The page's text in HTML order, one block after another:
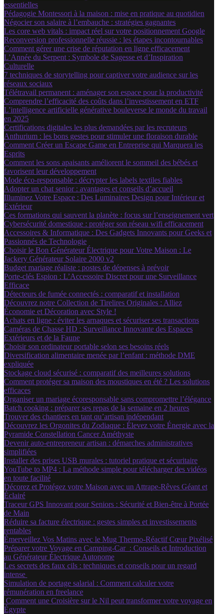
essentielles
Pédagogie Montessori à la maison : mise en pratique au quotidien
Négocier son salaire à l’embauche : stratégies gagnantes
Les core web vitals : impact réel sur votre positionnement Google
Reconversion professionnelle réussie : les étapes incontournables
Comment gérer une crise de réputation en ligne efficacement
L’Année du Serpent : Symbole de Sagesse et d’Inspiration
Culturelle
7 techniques de storytelling pour captiver votre audience sur les
réseaux sociaux
Télétravail permanent : aménager son espace pour la productivité
Comprendre l’efficacité des coûts dans l’investissement en ETF
L’intelligence artificielle générative bouleverse le monde du travail
en 2025
Certifications digitales les plus demandées par les recruteurs
Anthurium : les bons gestes pour stimuler une floraison durable
Comment Créer un Escape Game en Entreprise qui Marquera les
Esprits
Comment les sons apaisants améliorent le sommeil des bébés et
favorisent leur développement
Mode éco-responsable : décrypter les labels textiles fiables
Adopter un chat senior : avantages et conseils d’accueil
Illuminez Votre Espace : Des Luminaires Design pour Intérieur et
Extérieur
Ces formations qui sauvent la planète : focus sur l’enseignement vert
Cybersécurité domestique : protéger son réseau wifi efficacement
Accessoires & Informatique : Des Gadgets Innovants pour Geeks et
Passionnés de Technologie
Choisir le Bon Générateur Électrique pour Votre Maison : Le
Jackery Générateur Solaire 2000 v2
Budget mariage réaliste : postes de dépenses à prévoir
Porte-clés Espion : L’Accessoire Discret pour une Surveillance
Efficace
Détecteurs de fumée connectés : comparatif et installation
Découvrez notre Collection de Tirelires Originales : Alliez
Économie et Décoration avec Style !
Achats en ligne : éviter les arnaques et sécuriser ses transactions
Caméras de Chasse HD : Surveillance Innovante des Espaces
Extérieurs et de la Faune
Choisir son ordinateur portable selon ses besoins réels
Diversification alimentaire menée par l’enfant : méthode DME
expliquée
Stockage cloud sécurisé : comparatif des meilleures solutions
Comment protéger sa maison des moustiques en été ? Les solutions
efficaces
Organiser un mariage écoresponsable sans compromettre l’élégance
Batch cooking : préparer ses repas de la semaine en 2 heures
Trouver des chantiers en tant qu’artisan indépendant
Découvrez les Orgonites du Zodiaque : Élevez votre Énergie avec la
Pyramide Constellation Cancer Améthyste
Devenir auto-entrepreneur artisan : démarches administratives
simplifiées
Installer des prises USB murales : tutoriel pratique et sécuritaire
YouTube to MP4 : La méthode simple pour télécharger des vidéos
en toute facilité
Décorez et Protégez votre Maison avec un Attrape-Rêves Géant et
Éclairé
Traceur GPS Innovant pour Seniors : Sécurité et Bien-être à Portée
de Main
Réduire sa facture électrique : gestes simples et investissements
rentables
Émerveillez Vos Matins avec le Mug Thermo-Réactif Cœur Pixélisé
Préparer votre Voyage en Camping-Car : Conseils et Introduction
au Générateur Électrique Autonome
Les secrets des faux cils : techniques et conseils pour un regard
intense
Simulation de portage salarial : Comment calculer votre
rémunération en freelance
Comment une Croisière sur le Nil peut transformer votre voyage en
Égypte